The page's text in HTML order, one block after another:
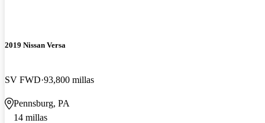
2019 Nissan Versa
SV FWD 93,800 millas
Pennsburg, PA
14 millas